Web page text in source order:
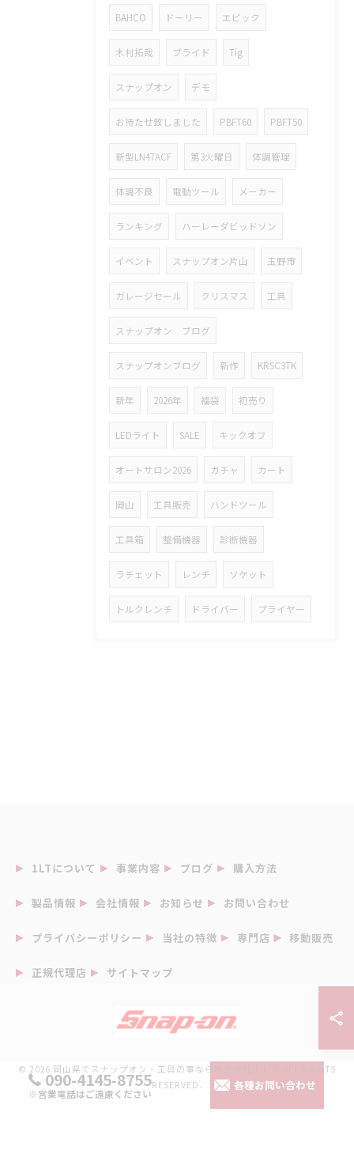
BAHCO ドーリー エピック
木村拓哉 プライド Tig
スナップオン デモ
お待たせ致しました PBFT60 PBFT50
新型LN47ACF 第3火曜日 体調管理
体調不良 電動ツール メーカー
ランキング ハーレーダビッドソン
イベント スナップオン片山 玉野市
ガレージセール クリスマス 工具
スナップオン ブログ
スナップオンブログ 新作 KRSC3TK
新年 2026年 福袋 初売り
LEDライト SALE キックオフ
オートサロン2026 ガチャ カート
岡山 工具販売 ハンドツール
工具箱 整備機器 診断機器
ラチェット レンチ ソケット
トルクレンチ ドライバー プライヤー
090-4145-8755
※営業電話はご遠慮ください
各種お問い合わせ
1LTについて 事業内容 ブログ 購入方法
製品情報 会社情報 お知らせ お問い合わせ
プライバシーポリシー 当社の特徴 専門店 移動販売
正規代理店 サイトマップ
© 2026 岡山県でスナップオン・工具の事なら株式会社１ＬＴ ALL RIGHTS
RESERVED.